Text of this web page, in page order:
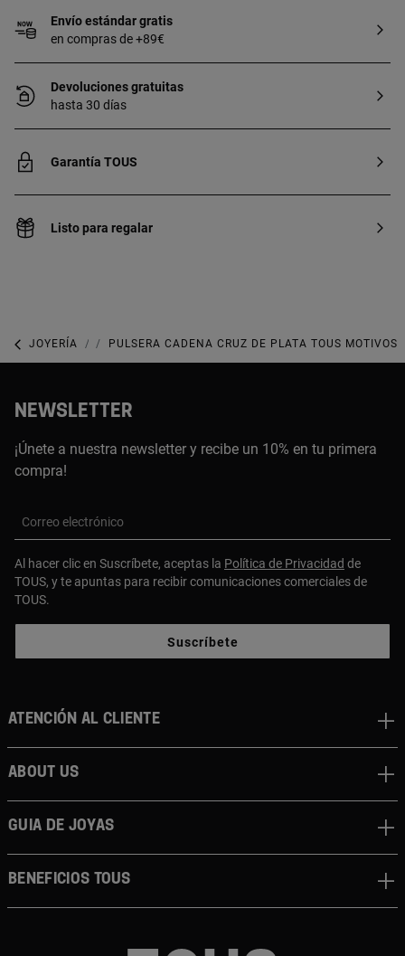
Envío estándar gratis
en compras de +89€
Devoluciones gratuitas
hasta 30 días
Garantía TOUS
Listo para regalar
JOYERÍA JOYAS DE PLATA 925
PULSERA CADENA CRUZ DE PLATA TOUS MOTIVOS
NEWSLETTER
¡Únete a nuestra newsletter y recibe un 10% en tu primera
compra!
Correo electrónico
Al hacer clic en Suscríbete, aceptas la Política de Privacidad de
TOUS, y te apuntas para recibir comunicaciones comerciales de
TOUS.
Suscríbete
Atención al cliente
About us
Guia de joyas
Beneficios TOUS